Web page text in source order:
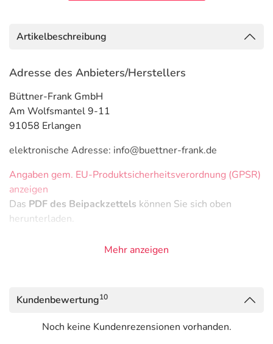
Artikelbeschreibung
Adresse des Anbieters/Herstellers
Büttner-Frank GmbH
Am Wolfsmantel 9-11
91058 Erlangen
elektronische Adresse: info@buettner-frank.de
Angaben gem. EU-Produktsicherheitsverordnung (GPSR)
anzeigen
Das PDF des Beipackzettels können Sie sich oben
herunterladen.
Mehr anzeigen
Kundenbewertung10
Noch keine Kundenrezensionen vorhanden.